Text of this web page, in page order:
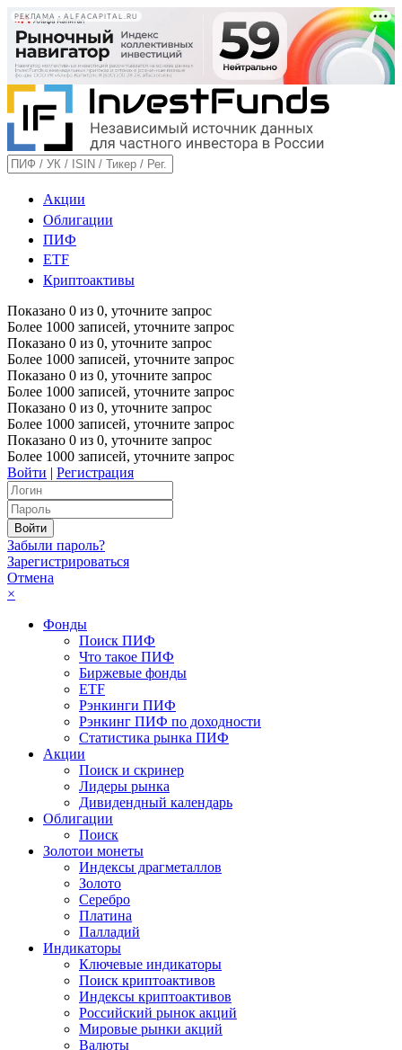
РЕКЛАМА • ALFACAPITAL.RU
Акции
Облигации
ПИФ
ETF
Криптоактивы
Показано 0 из 0, уточните запрос
Более 1000 записей, уточните запрос
Показано 0 из 0, уточните запрос
Более 1000 записей, уточните запрос
Показано 0 из 0, уточните запрос
Более 1000 записей, уточните запрос
Показано 0 из 0, уточните запрос
Более 1000 записей, уточните запрос
Показано 0 из 0, уточните запрос
Более 1000 записей, уточните запрос
Войти | Регистрация
Забыли пароль?
Зарегистрироваться
Отмена
×
Фонды
Поиск ПИФ
Что такое ПИФ
Биржевые фонды
ETF
Рэнкинги ПИФ
Рэнкинг ПИФ по доходности
Статистика рынка ПИФ
Акции
Поиск и скринер
Лидеры рынка
Дивидендный календарь
Облигации
Поиск
Золотои монеты
Индексы драгметаллов
Золото
Серебро
Платина
Палладий
Индикаторы
Ключевые индикаторы
Поиск криптоактивов
Индексы криптоактивов
Российский рынок акций
Мировые рынки акций
Валюты